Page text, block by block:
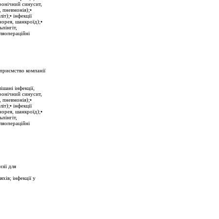
синусит,
пневмонія);•
інфекції
шанкроїд);•
компанії
інфекції,
синусит,
пневмонія);•
інфекції
шанкроїд);•
для
інфекції у